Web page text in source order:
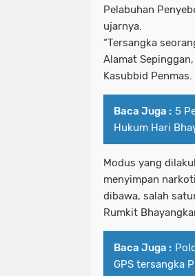
Pelabuhan
ujarnya.
“Tersangka
Alamat
Kasubbid Penmas.
Baca Juga : 5
Hukum Hari
Modus yang
menyimpan
dibawa, salah
Rumkit
Baca Juga :
GPS tersangka